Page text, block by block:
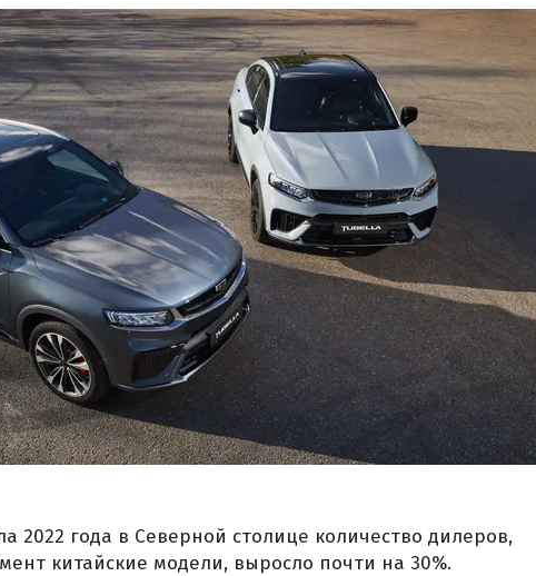
2022 года в Северной столице количество дилеров,
китайские модели, выросло почти на 30%.